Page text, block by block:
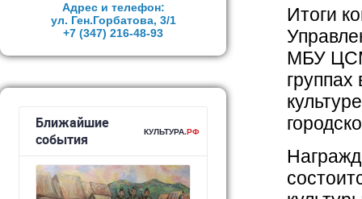
Адрес и телефон:
ул. Ген.Горбатова, 3/1
+7 (347) 216-48-93
Итоги
МБУ